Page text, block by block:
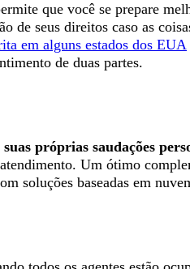
que você se prepare
de seus direitos caso as
em alguns estados dos EUA
de duas partes.
próprias saudações
Um ótimo
soluções baseadas em